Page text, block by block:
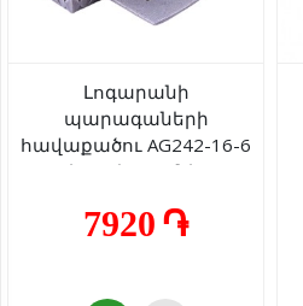
Լոգարանի
պարագաների
հավաքածու AG242-16-6
սպիտակ գրանիտ 4
7920 ֏